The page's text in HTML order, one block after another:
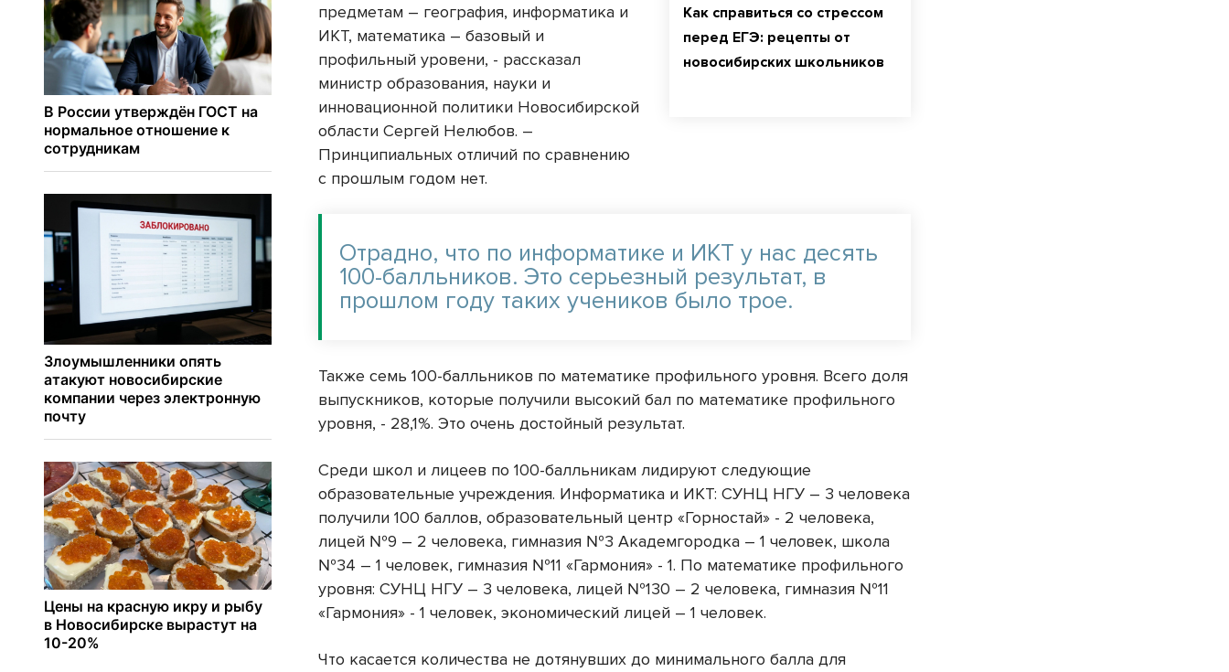
Как справиться со стрессом
перед ЕГЭ: рецепты от
новосибирских школьников
предметам – география, информатика и
ИКТ, математика – базовый и
профильный уровени, - рассказал
министр образования, науки и
инновационной политики Новосибирской
области Сергей Нелюбов. –
Принципиальных отличий по сравнению
с прошлым годом нет.
Отрадно, что по информатике и ИКТ у нас десять
100-балльников. Это серьезный результат, в
прошлом году таких учеников было трое.
Также семь 100-балльников по математике профильного уровня. Всего доля
выпускников, которые получили высокий бал по математике профильного
уровня, - 28,1%. Это очень достойный результат.
Среди школ и лицеев по 100-балльникам лидируют следующие
образовательные учреждения. Информатика и ИКТ: СУНЦ НГУ – 3 человека
получили 100 баллов, образовательный центр «Горностай» - 2 человека,
лицей №9 – 2 человека, гимназия №3 Академгородка – 1 человек, школа
№34 – 1 человек, гимназия №11 «Гармония» - 1. По математике профильного
уровня: СУНЦ НГУ – 3 человека, лицей №130 – 2 человека, гимназия №11
«Гармония» - 1 человек, экономический лицей – 1 человек.
Что касается количества не дотянувших до минимального балла для